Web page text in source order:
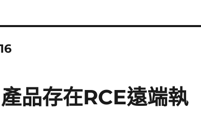
存在RCE遠端執